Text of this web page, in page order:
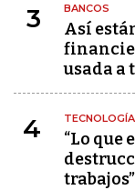
3 BANCOS
Así
usada a
4 TECNOLOGÍA
“Lo que
trabajos”